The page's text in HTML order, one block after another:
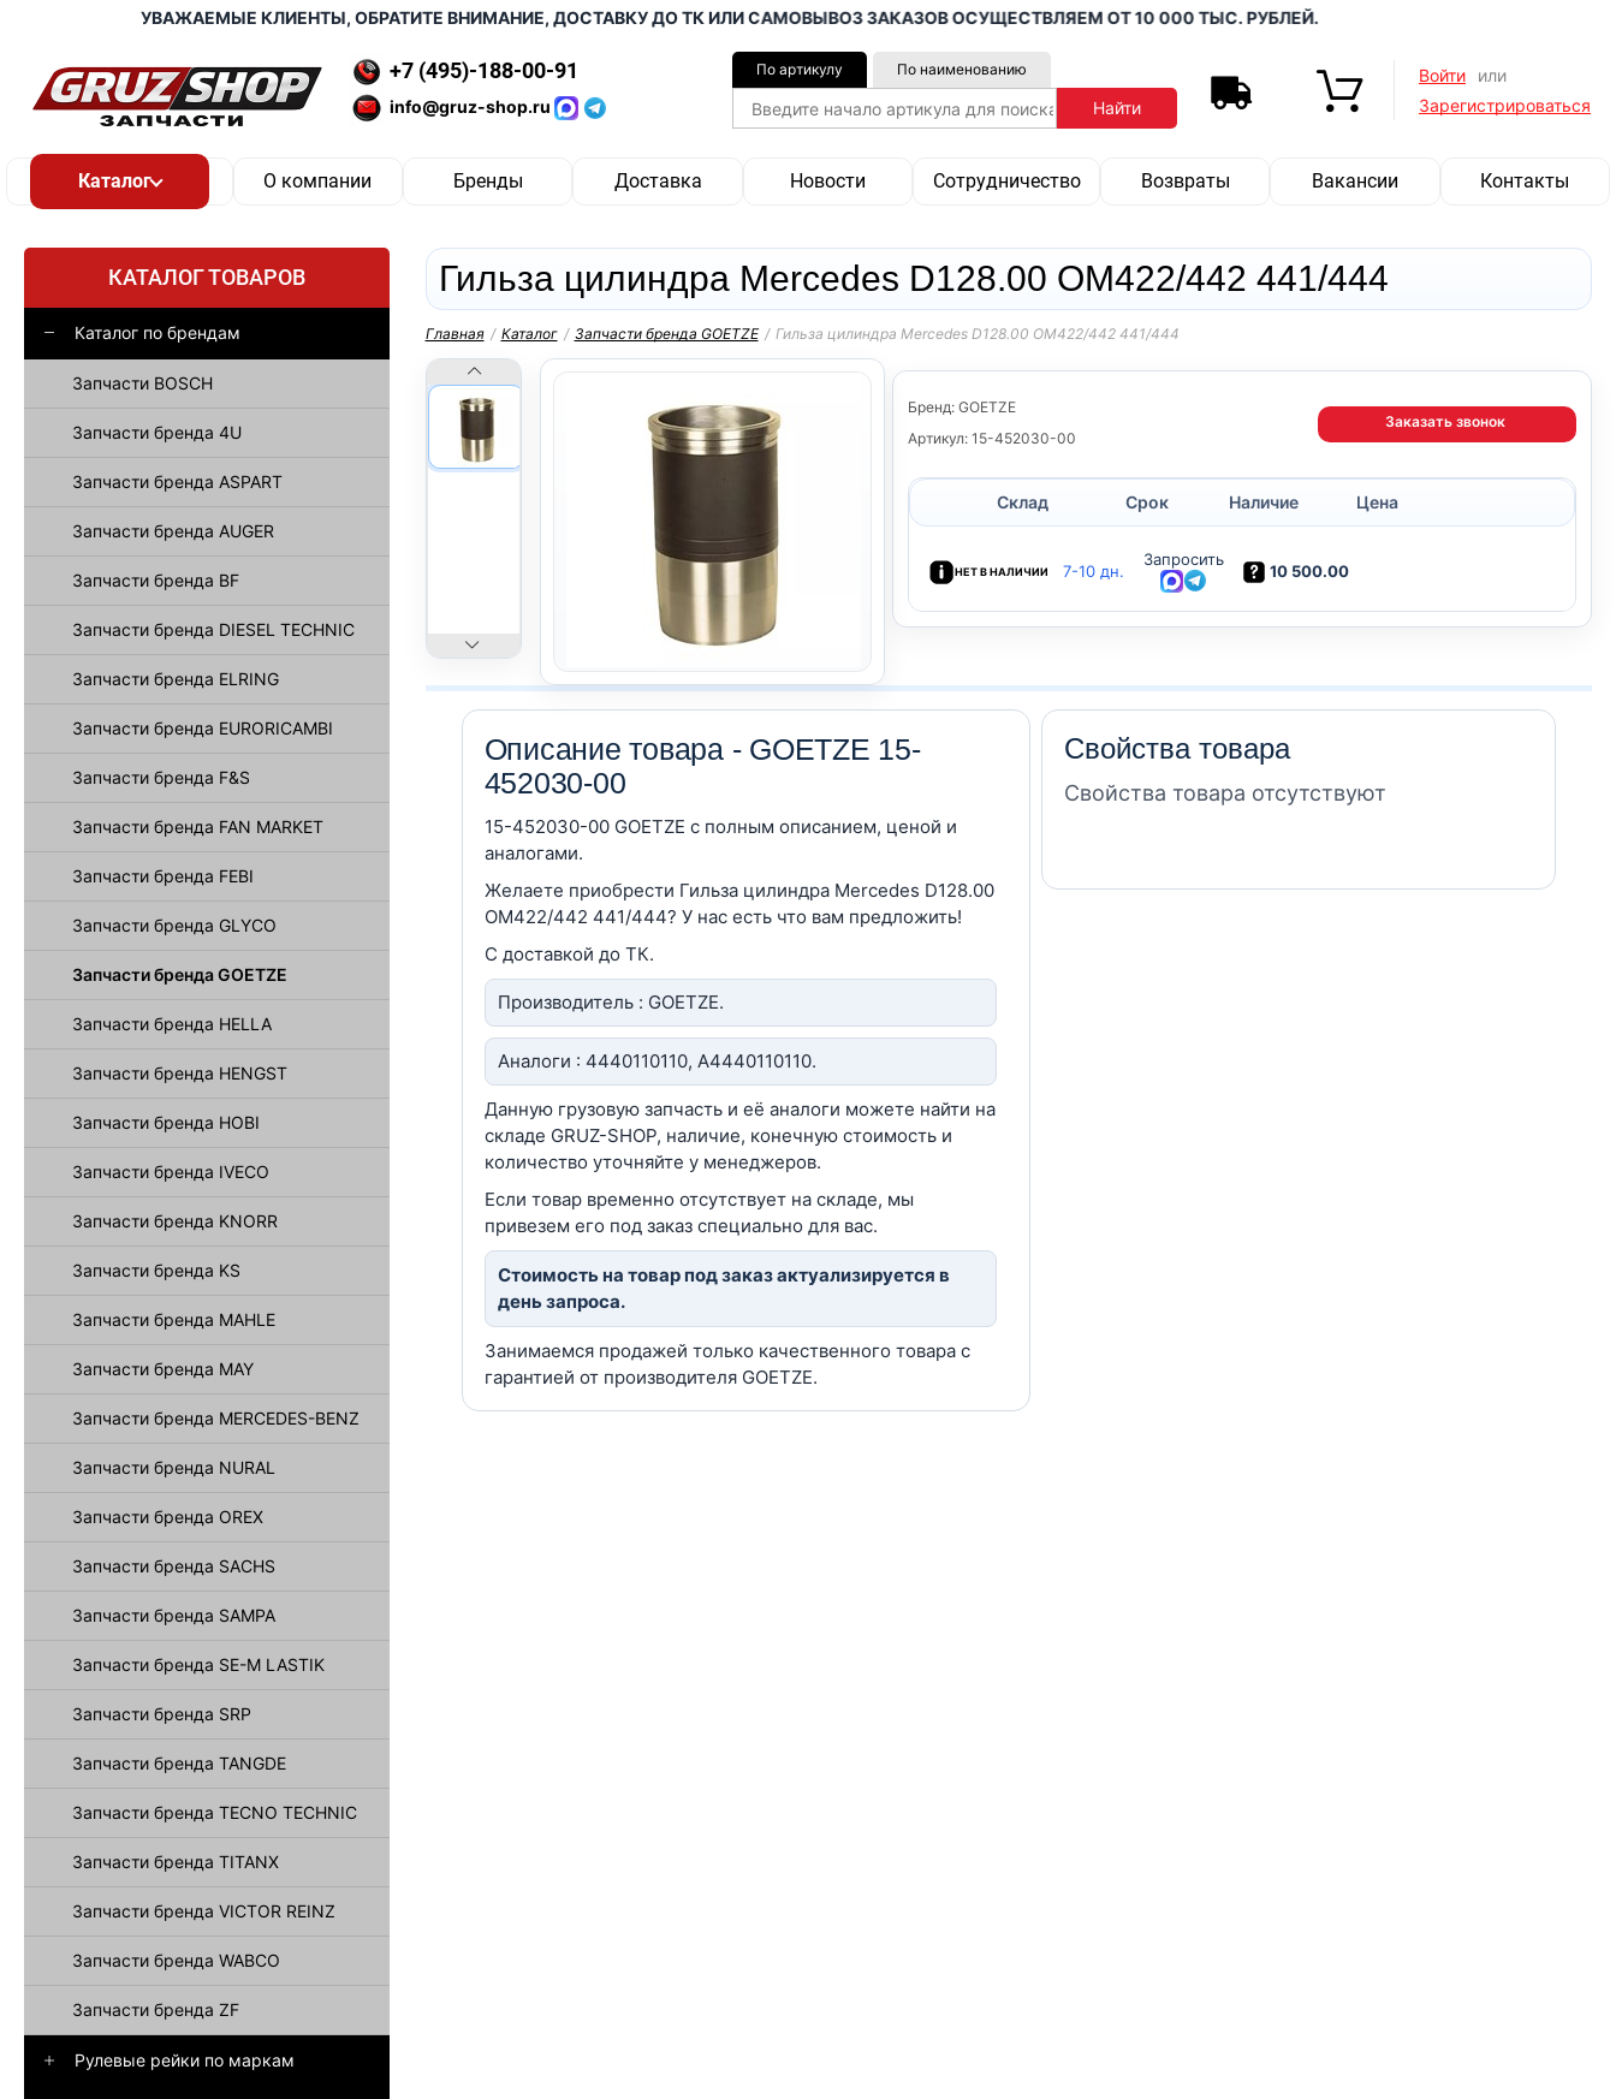
УВАЖАЕМЫЕ КЛИЕНТЫ, ОБРАТИТЕ ВНИМАНИЕ, ДОСТАВКУ ДО ТК ИЛИ САМОВЫВОЗ ЗАКАЗОВ ОСУЩЕСТВЛЯЕМ ОТ 10 000 ТЫС. РУБЛЕЙ.
+7 (495)-188-00-91
info@gruz-shop.ru
По артикулу По наименованию Войти
или
Зарегистрироваться
О компании Бренды Доставка Новости Сотрудничество Возвраты Вакансии Контакты
КАТАЛОГ ТОВАРОВ
Каталог по брендам
Запчасти BOSCH
Запчасти бренда 4U
Запчасти бренда ASPART
Запчасти бренда AUGER
Запчасти бренда BF
Запчасти бренда DIESEL TECHNIC
Запчасти бренда ELRING
Запчасти бренда EURORICAMBI
Запчасти бренда F&S
Запчасти бренда FAN MARKET
Запчасти бренда FEBI
Запчасти бренда GLYCO
Запчасти бренда GOETZE
Запчасти бренда HELLA
Запчасти бренда HENGST
Запчасти бренда HOBI
Запчасти бренда IVECO
Запчасти бренда KNORR
Запчасти бренда KS
Запчасти бренда MAHLE
Запчасти бренда MAY
Запчасти бренда MERCEDES-BENZ
Запчасти бренда NURAL
Запчасти бренда OREX
Запчасти бренда SACHS
Запчасти бренда SAMPA
Запчасти бренда SE-M LASTIK
Запчасти бренда SRP
Запчасти бренда TANGDE
Запчасти бренда TECNO TECHNIC
Запчасти бренда TITANX
Запчасти бренда VICTOR REINZ
Запчасти бренда WABCO
Запчасти бренда ZF
Рулевые рейки по маркам
Гильза цилиндра Mercedes D128.00 OM422/442 441/444
Главная / Каталог / Запчасти бренда GOETZE / Гильза цилиндра Mercedes D128.00 OM422/442 441/444
Бренд: GOETZE
Артикул: 15-452030-00
Заказать звонок
Склад Срок Наличие Цена
НЕТ В НАЛИЧИИ 7-10 дн.
Запросить
10 500.00
Описание товара - GOETZE 15-
452030-00
15-452030-00 GOETZE c полным описанием, ценой и
аналогами.
Желаете приобрести Гильза цилиндра Mercedes D128.00
OM422/442 441/444? У нас есть что вам предложить!
С доставкой до ТК.
Производитель : GOETZE.
Аналоги : 4440110110, A4440110110.
Данную грузовую запчасть и её аналоги можете найти на
складе GRUZ-SHOP, наличие, конечную стоимость и
количество уточняйте у менеджеров.
Если товар временно отсутствует на складе, мы
привезем его под заказ специально для вас.
Стоимость на товар под заказ актуализируется в
день запроса.
Занимаемся продажей только качественного товара с
гарантией от производителя GOETZE.
Свойства товара
Свойства товара отсутствуют